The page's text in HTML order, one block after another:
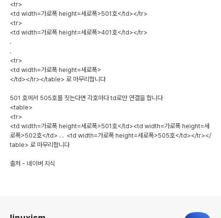
<tr>
<td width=가로폭 height=세로폭>501호</td></tr>
<tr>
<td width=가로폭 height=세로폭>401호</td></tr>
.
.
<tr>
<td width=가로폭 height=세로폭>
</td></tr></table> 로 마무리합니다
501 호에서 505호를 짓는다면 각호마다 td로만 연결을 합니다
<table>
<tr>
<td width=가로폭 height=세로폭>501호</td><td width=가로폭 height=세
로폭>502호</td> . . <td width=가로폭 height=세로폭>505호</td></tr></
table> 로 마무리합니다
출처 - 네이버 지식